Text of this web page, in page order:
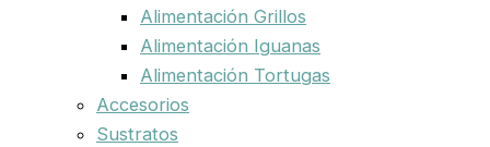
Alimentación Grillos
Alimentación Iguanas
Alimentación Tortugas
Accesorios
Sustratos